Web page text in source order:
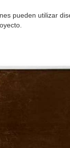
pueden utilizar